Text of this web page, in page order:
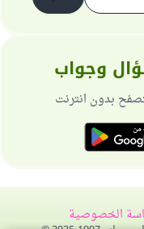
وجواب
بدون انترنت
الخصوصية